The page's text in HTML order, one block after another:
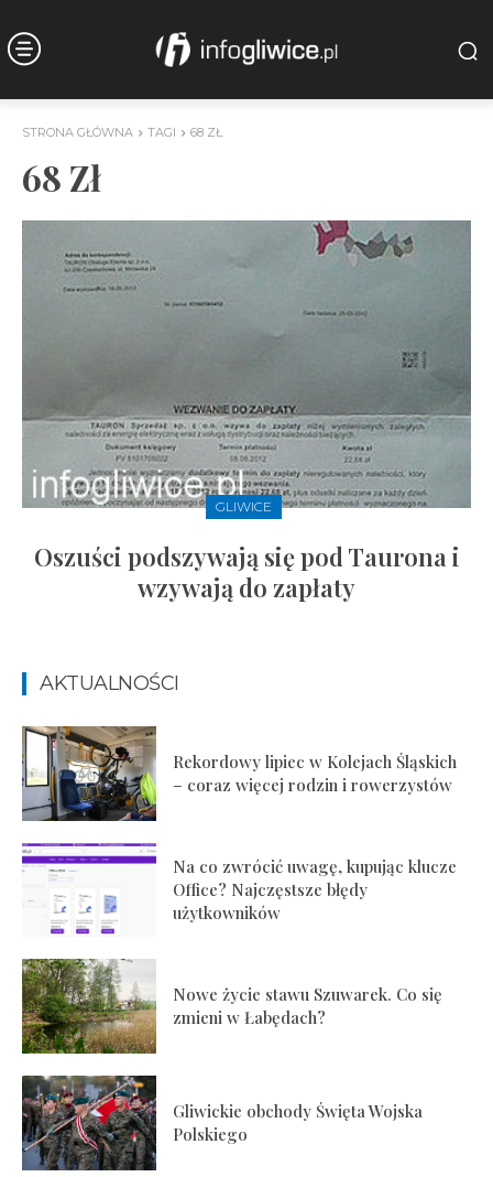
STRONA GŁÓWNA TAGI 68 ZŁ
68 Zł
GLIWICE
Oszuści podszywają się pod Taurona i
wzywają do zapłaty
AKTUALNOŚCI
Rekordowy lipiec w Kolejach Śląskich
– coraz więcej rodzin i rowerzystów
Na co zwrócić uwagę, kupując klucze
Office? Najczęstsze błędy
użytkowników
Nowe życie stawu Szuwarek. Co się
zmieni w Łabędach?
Gliwickie obchody Święta Wojska
Polskiego